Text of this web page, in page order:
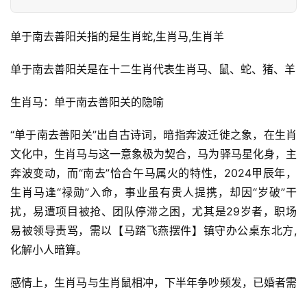
单于南去善阳关指的是生肖蛇,生肖马,生肖羊
单于南去善阳关是在十二生肖代表生肖马、鼠、蛇、猪、羊
生肖马：单于南去善阳关的隐喻
“单于南去善阳关”出自古诗词，暗指奔波迁徙之象，在生肖
文化中，生肖马与这一意象极为契合，马为驿马星化身，主
奔波变动，而“南去”恰合午马属火的特性，2024甲辰年，
生肖马逢“禄勋”入命，事业虽有贵人提携，却因“岁破”干
扰，易遭项目被抢、团队停滞之困，尤其是29岁者，职场
易被领导责骂，需以【马踏飞燕摆件】镇守办公桌东北方,
化解小人暗算。
感情上，生肖马与生肖鼠相冲，下半年争吵频发，已婚者需